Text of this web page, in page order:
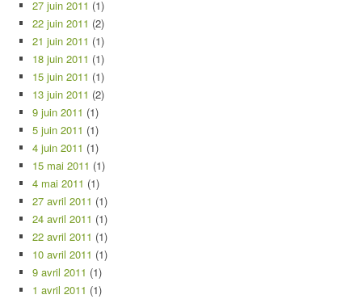
27 juin 2011 (1)
22 juin 2011 (2)
21 juin 2011 (1)
18 juin 2011 (1)
15 juin 2011 (1)
13 juin 2011 (2)
9 juin 2011 (1)
5 juin 2011 (1)
4 juin 2011 (1)
15 mai 2011 (1)
4 mai 2011 (1)
27 avril 2011 (1)
24 avril 2011 (1)
22 avril 2011 (1)
10 avril 2011 (1)
9 avril 2011 (1)
1 avril 2011 (1)